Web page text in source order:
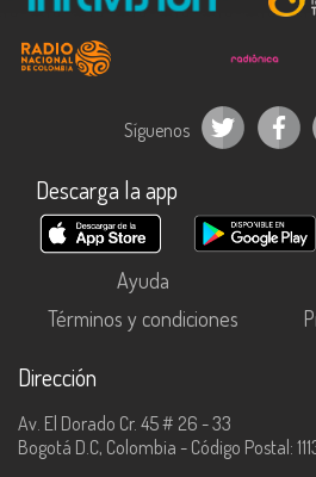
Síguenos
Descarga la app
Ayuda
Términos y condiciones
Dirección
Av. El Dorado Cr. 45 # 26 - 33
Bogotá D.C, Colombia - Código Postal: